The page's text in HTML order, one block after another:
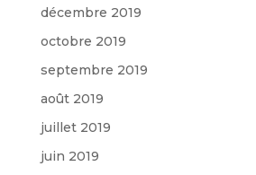
décembre 2019
octobre 2019
septembre 2019
août 2019
juillet 2019
juin 2019